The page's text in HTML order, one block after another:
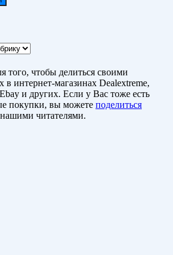
того, чтобы делиться своими
интернет-магазинах Dealextreme,
и других. Если у Вас тоже есть
покупки, вы можете поделиться
читателями.